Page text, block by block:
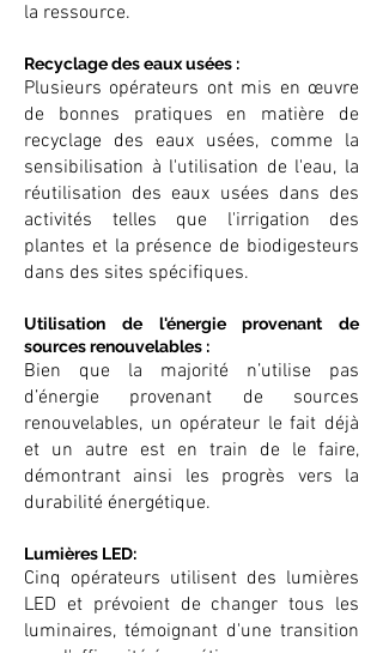
la ressource.
Recyclage des eaux usées :
Plusieurs opérateurs ont mis en œuvre
de bonnes pratiques en matière de
recyclage des eaux usées, comme la
sensibilisation à l'utilisation de l'eau, la
réutilisation des eaux usées dans des
activités telles que l'irrigation des
plantes et la présence de biodigesteurs
dans des sites spécifiques.
Utilisation de l'énergie provenant de
sources renouvelables :
Bien que la majorité n’utilise pas
d’énergie provenant de sources
renouvelables, un opérateur le fait déjà
et un autre est en train de le faire,
démontrant ainsi les progrès vers la
durabilité énergétique.
Lumières LED:
Cinq opérateurs utilisent des lumières
LED et prévoient de changer tous les
luminaires, témoignant d'une transition